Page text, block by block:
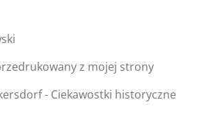
z mojej strony
- Ciekawostki historyczne